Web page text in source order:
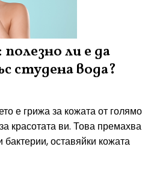
ли е да
студена вода?
е грижа за кожата от голямо
красотата ви. Това премахва
оставяйки кожата